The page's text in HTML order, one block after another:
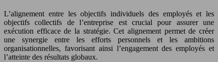
L’alignement entre les objectifs individuels des employés et les
objectifs collectifs de l’entreprise est crucial pour assurer une
exécution efficace de la stratégie. Cet alignement permet de créer
une synergie entre les efforts personnels et les ambitions
organisationnelles, favorisant ainsi l’engagement des employés et
l’atteinte des résultats globaux.